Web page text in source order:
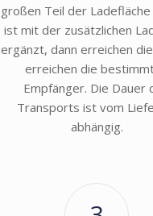
großen Teil der Ladefläche
ist mit der zusätzlichen
ergänzt, dann erreichen
erreichen die
Empfänger. Die Dauer
Transports ist vom
abhängig.